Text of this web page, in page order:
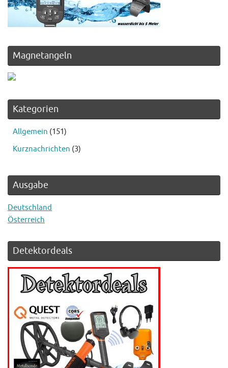
Magnetangeln
Kategorien
Allgemein (151)
Kurznachrichten (3)
Ausgabe
Deutschland
Österreich
Detektordeals